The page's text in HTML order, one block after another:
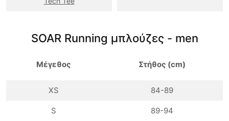
SOAR Running μπλούζες - men
Μέγεθος Στήθος (cm)
XS 84-89
S 89-94